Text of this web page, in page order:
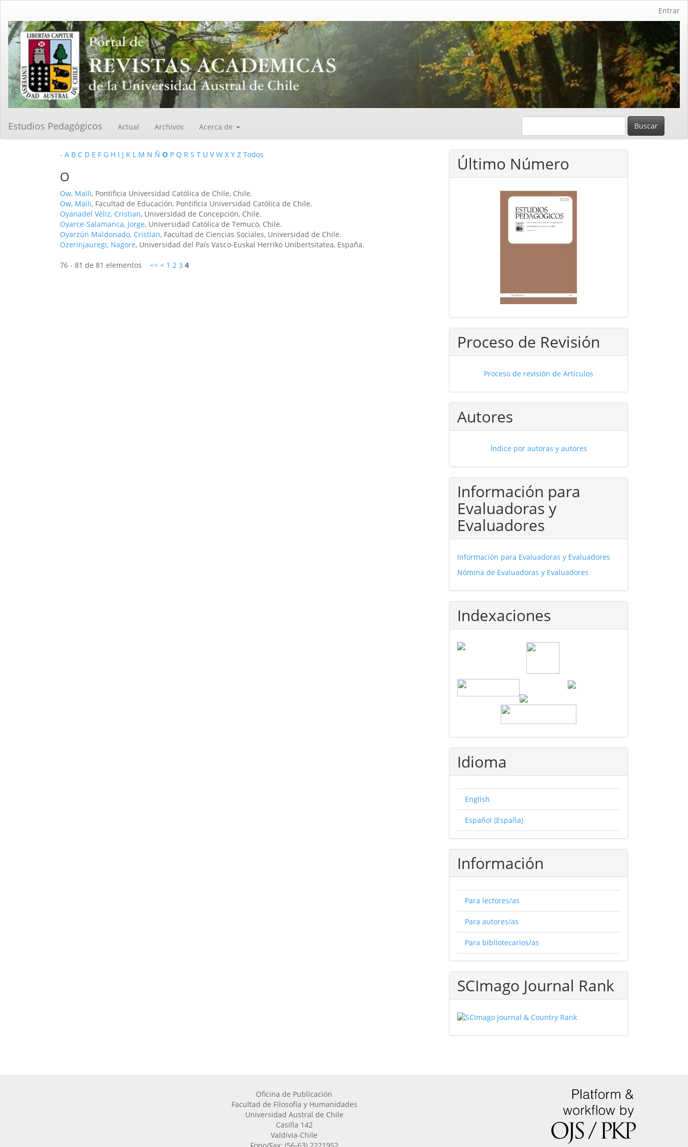
Contenido
principal
Barra
lateral
Entrar
Estudios Pedagógicos Actual Archivos Acerca de Buscar
- A B C D E F G H I J K L M N Ñ O P Q R S T U V W X Y Z Todos
O
Ow, Maili, Pontificia Universidad Católica de Chile, Chile.
Ow, Maili, Facultad de Educación, Pontificia Universidad Católica de Chile.
Oyanadel Véliz, Cristian, Universidad de Concepción, Chile.
Oyarce-Salamanca, Jorge, Universidad Católica de Temuco, Chile.
Oyarzún Maldonado, Cristian, Facultad de Ciencias Sociales, Universidad de Chile.
Ozerinjauregi, Nagore, Universidad del País Vasco-Euskal Herriko Unibertsitatea, España.
76 - 81 de 81 elementos << < 1 2 3 4
Último Número
Proceso de Revisión
Proceso de revisión de Artículos
Autores
Índice por autoras y autores
Información para
Evaluadoras y
Evaluadores
Información para Evaluadoras y Evaluadores
Nómina de Evaluadoras y Evaluadores
Indexaciones
Idioma
English
Español (España)
Información
Para lectores/as
Para autores/as
Para bibliotecarios/as
SCImago Journal Rank
Oficina de Publicación
Facultad de Filosofía y Humanidades
Universidad Austral de Chile
Casilla 142
Valdivia-Chile